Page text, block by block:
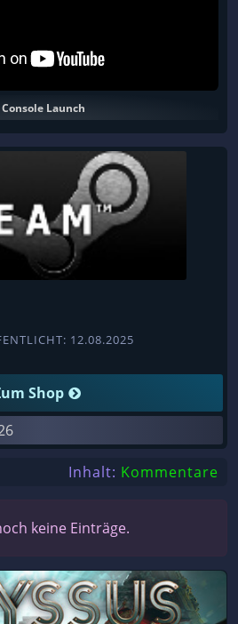
Launch
12.08.2025
Shop
Inhalt: Kommentare
keine Einträge.